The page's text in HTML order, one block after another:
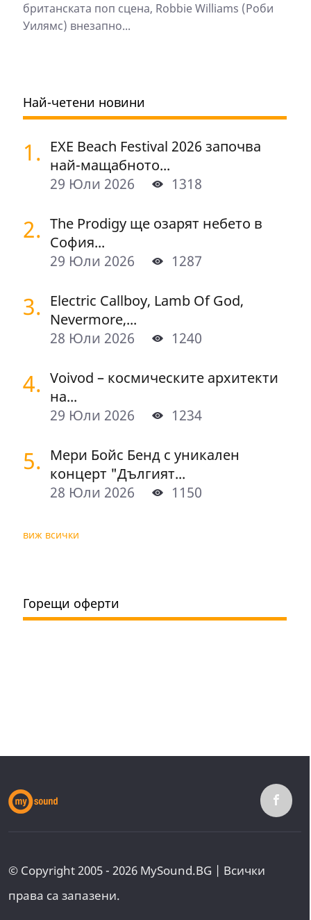
британската поп сцена, Robbie Williams (Роби
Уилямс) внезапно...
Най-четени новини
1. EXE Beach Festival 2026 започва
най-мащабното...
29 Юли 2026
1318
2. The Prodigy ще озарят небето в
София...
29 Юли 2026
1287
3. Electric Callboy, Lamb Of God,
Nevermore,...
28 Юли 2026
1240
4. Voivod – космическите архитекти
на...
29 Юли 2026
1234
5. Мери Бойс Бенд с уникален
концерт "Дългият...
28 Юли 2026
1150
виж всички
Горещи оферти
© Copyright 2005 - 2026 MySound.BG | Всички
права са запазени.